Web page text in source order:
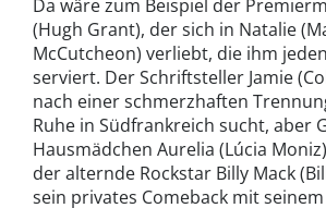
Da wäre zum Beispiel der
(Hugh Grant), der sich in Natalie
McCutcheon) verliebt, die ihm
serviert. Der Schriftsteller Jamie
nach einer schmerzhaften
Ruhe in Südfrankreich sucht, aber
Hausmädchen Aurelia (Lúcia
der alternde Rockstar Billy Mack
sein privates Comeback mit